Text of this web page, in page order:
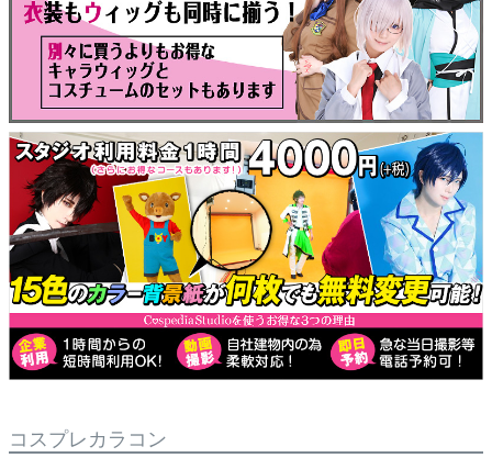
コスプレカラコン